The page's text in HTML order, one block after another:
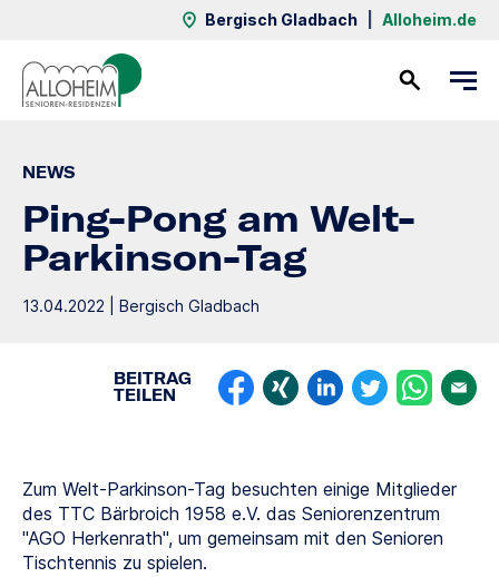
Bergisch Gladbach Alloheim.de
NEWS
Ping-Pong am Welt-
Parkinson-Tag
13.04.2022 | Bergisch Gladbach
BEITRAG
TEILEN
Zum Welt-Parkinson-Tag besuchten einige Mitglieder
des TTC Bärbroich 1958 e.V. das Seniorenzentrum
"AGO Herkenrath", um gemeinsam mit den Senioren
Tischtennis zu spielen.